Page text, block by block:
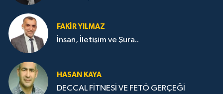
FAKIR YILMAZ
İnsan, İletişim ve Şura..
HASAN KAYA
DECCAL FİTNESİ VE FETÖ GERÇEĞİ